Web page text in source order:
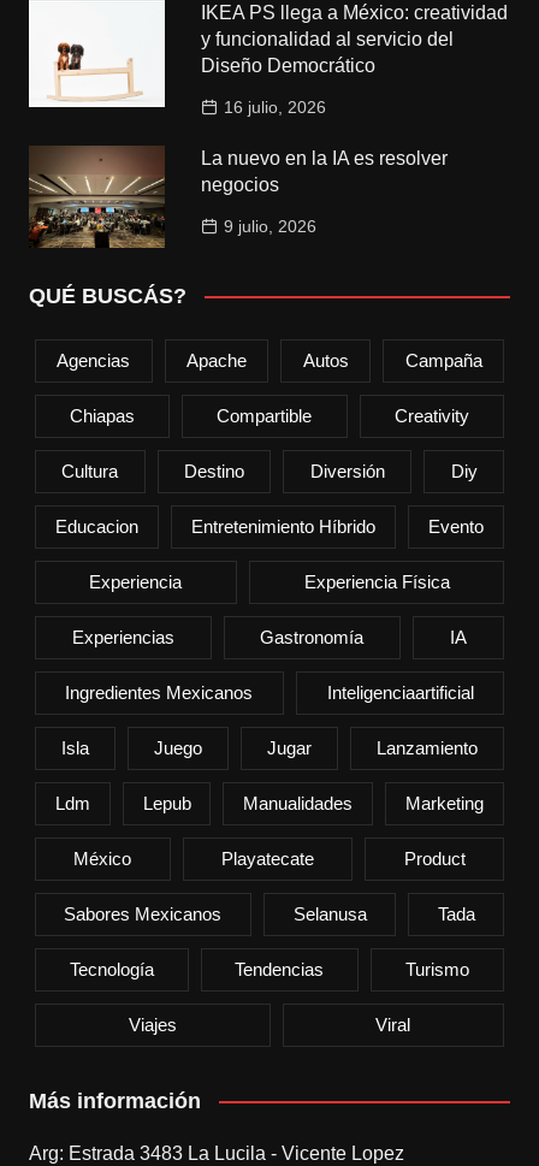
IKEA PS llega a México: creatividad
y funcionalidad al servicio del
Diseño Democrático
16 julio, 2026
La nuevo en la IA es resolver
negocios
9 julio, 2026
QUÉ BUSCÁS?
Agencias Apache Autos Campaña
Chiapas Compartible Creativity
Cultura Destino Diversión Diy
Educacion Entretenimiento Híbrido Evento
Experiencia Experiencia Física
Experiencias Gastronomía IA
Ingredientes Mexicanos Inteligenciaartificial
Isla Juego Jugar Lanzamiento
Ldm Lepub Manualidades Marketing
México Playatecate Product
Sabores Mexicanos Selanusa Tada
Tecnología Tendencias Turismo
Viajes Viral
Más información
Arg: Estrada 3483 La Lucila - Vicente Lopez